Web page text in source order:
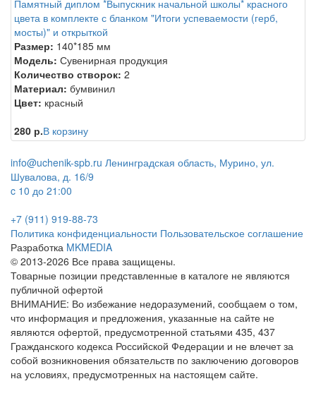
Памятный диплом *Выпускник начальной школы* красного
цвета в комплекте с бланком "Итоги успеваемости (герб,
мосты)" и открыткой
Размер: 140*185 мм
Модель: Сувенирная продукция
Количество створок: 2
Материал: бумвинил
Цвет: красный
280 р.В корзину
info@uchenik-spb.ru Ленинградская область, Мурино, ул.
Шувалова, д. 16/9
c 10 до 21:00
+7 (911) 919-88-73
Политика конфиденциальности Пользовательское соглашение
Разработка MKMEDIA
© 2013-2026 Все права защищены.
Товарные позиции представленные в каталоге не являются
публичной офертой
ВНИМАНИЕ: Во избежание недоразумений, сообщаем о том,
что информация и предложения, указанные на сайте не
являются офертой, предусмотренной статьями 435, 437
Гражданского кодекса Российской Федерации и не влечет за
собой возникновения обязательств по заключению договоров
на условиях, предусмотренных на настоящем сайте.